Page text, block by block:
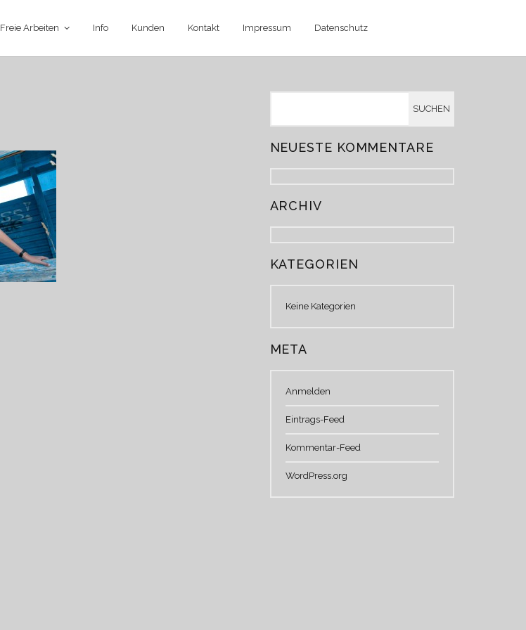
Freie Arbeiten Info Kunden Kontakt Impressum Datenschutz
NEUESTE KOMMENTARE
ARCHIV
KATEGORIEN
Keine Kategorien
META
Anmelden
Eintrags-Feed
Kommentar-Feed
WordPress.org